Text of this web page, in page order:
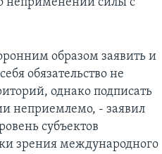
образом заявить и
обязательство не
однако подписать
неприемлемо, - заявил
субъектов
зрения международного